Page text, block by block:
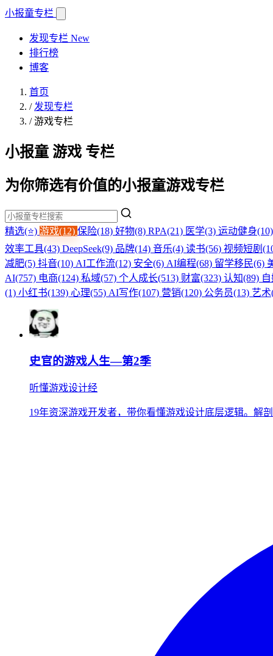
小报童专栏
发现专栏 New
排行榜
博客
首页
/ 发现专栏
/游戏专栏
小报童 游戏 专栏
为你筛选有价值的小报童游戏专栏
精选(⭐) 游戏(12) 保险(18) 好物(8) RPA(21) 医学(3) 运动健身(10)
效率工具(43) DeepSeek(9) 品牌(14) 音乐(4) 读书(56) 视频短剧
减肥(5) 抖音(10) AI工作流(12) 安全(6) AI编程(68) 留学移民(6)
AI(757) 电商(124) 私域(57) 个人成长(513) 财富(323) 认知(89)
(1) 小红书(139) 心理(55) AI写作(107) 营销(120) 公务员(13) 艺术
史官的游戏人生—第2季
听懂游戏设计经
19年资深游戏开发者，带你看懂游戏设计底层逻辑。解